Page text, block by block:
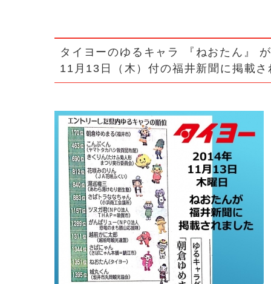
タイヨーのゆるキャラ 『ねおたん』
11月13日（木）付の福井新聞に掲載